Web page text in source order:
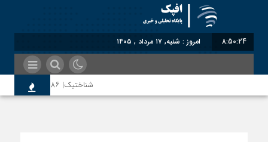
8:50:25 امروز : شنبه, ۱۷ مرداد , ۱۴۰۵
شناختیک| ۸۶ درصد مهاجران حامی ایران در جنگ؛ ۷۵ درصد مهاجران دولت چهاردهم را خیرخواه خود نمی‌دانند